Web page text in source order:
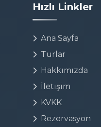
Hızlı Linkler
Ana Sayfa
Turlar
Hakkımızda
İletişim
KVKK
Rezervasyon